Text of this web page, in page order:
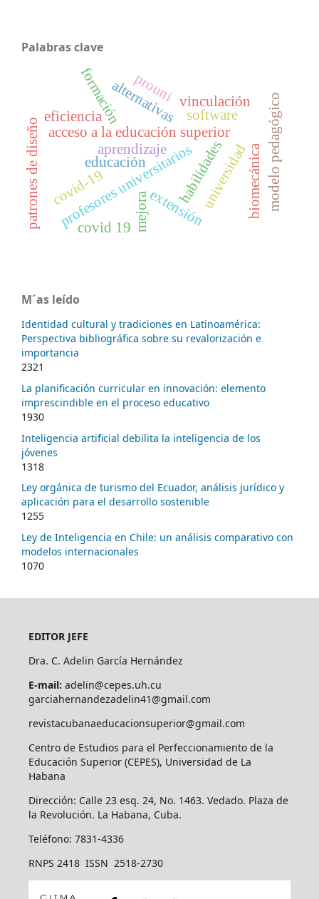
Palabras clave
acceso a la educación superior
patrones de diseño
software
profesores universitariosuniversidad
formación modelo pedagógico
biomecánica
habilidades
aprendizaje
extensión
vinculación
alternativas
mejora
educación
covid-19
prouni
eficiencia
covid 19
M´as leído
Identidad cultural y tradiciones en Latinoamérica:
Perspectiva bibliográfica sobre su revalorización e
importancia
2321
La planificación curricular en innovación: elemento
imprescindible en el proceso educativo
1930
Inteligencia artificial debilita la inteligencia de los
jóvenes
1318
Ley orgánica de turismo del Ecuador, análisis jurídico y
aplicación para el desarrollo sostenible
1255
Ley de Inteligencia en Chile: un análisis comparativo con
modelos internacionales
1070
EDITOR JEFE
Dra. C. Adelin García Hernández
E-mail: adelin@cepes.uh.cu
garciahernandezadelin41@gmail.com
revistacubanaeducacionsuperior@gmail.com
Centro de Estudios para el Perfeccionamiento de la
Educación Superior (CEPES), Universidad de La
Habana
Dirección: Calle 23 esq. 24, No. 1463. Vedado. Plaza de
la Revolución. La Habana, Cuba.
Teléfono: 7831-4336
RNPS 2418 ISSN 2518-2730